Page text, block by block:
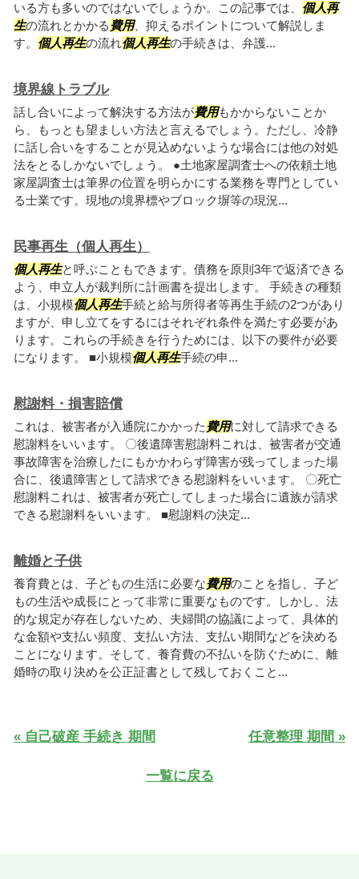
いる方も多いのではないでしょうか。この記事では、 個人再
生の流れとかかる費用、抑えるポイントについて解説しま
す。 個人再生の流れ個人再生の手続きは、弁護...
境界線トラブル
話し合いによって解決する方法が費用もかからないことか
ら、もっとも望ましい方法と言えるでしょう。ただし、冷静
に話し合いをすることが見込めないような場合には他の対処
法をとるしかないでしょう。 ●土地家屋調査士への依頼土地
家屋調査士は筆界の位置を明らかにする業務を専門としてい
る士業です。現地の境界標やブロック塀等の現況...
民事再生（個人再生）
個人再生と呼ぶこともできます。債務を原則3年で返済できる
よう、申立人が裁判所に計画書を提出します。 手続きの種類
は、小規模個人再生手続と給与所得者等再生手続の2つがあり
ますが、申し立てをするにはそれぞれ条件を満たす必要があ
ります。これらの手続きを行うためには、以下の要件が必要
になります。 ■小規模個人再生手続の申...
慰謝料・損害賠償
これは、被害者が入通院にかかった費用に対して請求できる
慰謝料をいいます。 〇後遺障害慰謝料これは、被害者が交通
事故障害を治療したにもかかわらず障害が残ってしまった場
合に、後遺障害として請求できる慰謝料をいいます。 〇死亡
慰謝料これは、被害者が死亡してしまった場合に遺族が請求
できる慰謝料をいいます。 ■慰謝料の決定...
離婚と子供
養育費とは、子どもの生活に必要な費用のことを指し、子ど
もの生活や成長にとって非常に重要なものです。しかし、法
的な規定が存在しないため、夫婦間の協議によって、具体的
な金額や支払い頻度、支払い方法、支払い期間などを決める
ことになります。そして、養育費の不払いを防ぐために、離
婚時の取り決めを公正証書として残しておくこと...
« 自己破産 手続き 期間 任意整理 期間 »
一覧に戻る